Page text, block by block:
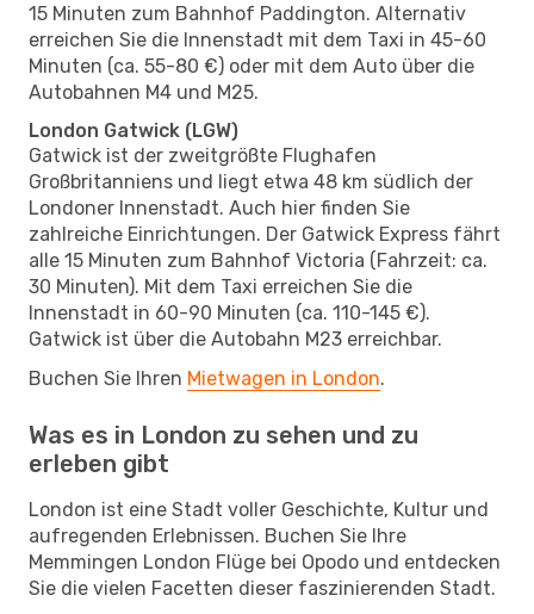
15 Minuten zum Bahnhof Paddington. Alternativ
erreichen Sie die Innenstadt mit dem Taxi in 45-60
Minuten (ca. 55-80 €) oder mit dem Auto über die
Autobahnen M4 und M25.
London Gatwick (LGW)
Gatwick ist der zweitgrößte Flughafen
Großbritanniens und liegt etwa 48 km südlich der
Londoner Innenstadt. Auch hier finden Sie
zahlreiche Einrichtungen. Der Gatwick Express fährt
alle 15 Minuten zum Bahnhof Victoria (Fahrzeit: ca.
30 Minuten). Mit dem Taxi erreichen Sie die
Innenstadt in 60-90 Minuten (ca. 110-145 €).
Gatwick ist über die Autobahn M23 erreichbar.
Buchen Sie Ihren Mietwagen in London.
Was es in London zu sehen und zu
erleben gibt
London ist eine Stadt voller Geschichte, Kultur und
aufregenden Erlebnissen. Buchen Sie Ihre
Memmingen London Flüge bei Opodo und entdecken
Sie die vielen Facetten dieser faszinierenden Stadt.